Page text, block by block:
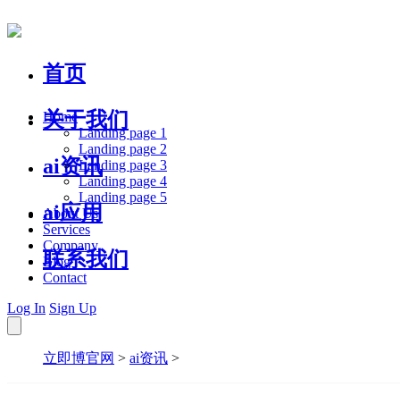
首页
关于我们
ai资讯
ai应用
联系我们
Home
Landing page 1
Landing page 2
Landing page 3
Landing page 4
Landing page 5
About Us
Services
Company
Blog
Contact
Log In Sign Up
立即博官网 > ai资讯 >